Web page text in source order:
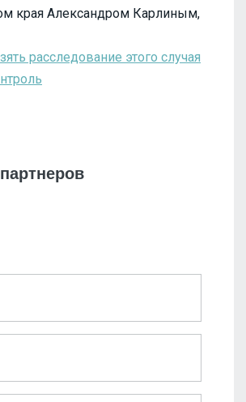
края Александром Карлиным,
расследование этого случая